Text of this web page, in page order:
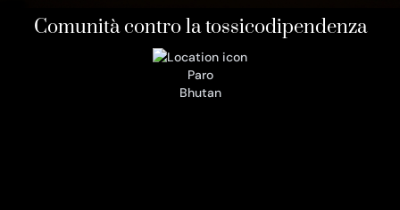
Comunità contro la tossicodipendenza
Paro
Bhutan